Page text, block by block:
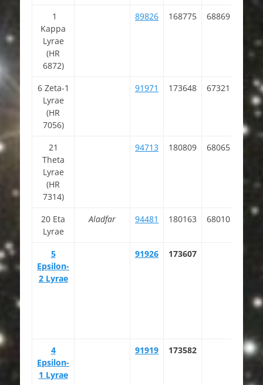
1
Kappa
Lyrae
(HR
6872)
89826 168775 68869
6 Zeta-1
Lyrae
(HR
7056)
91971 173648 67321
18
21
Theta
Lyrae
(HR
7314)
94713 180809 68065
20 Eta
Lyrae
Aladfar 94481 180163 68010
19
5
Epsilon-
2 Lyrae
91926 173607
4
Epsilon-
1 Lyrae
91919 173582
18